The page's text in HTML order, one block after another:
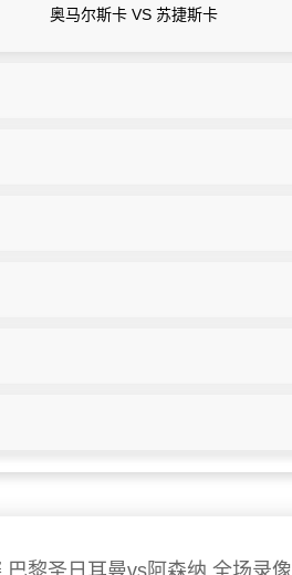
奥马尔斯卡 VS 苏捷斯卡
黎圣日耳曼vs阿森纳 全场录像